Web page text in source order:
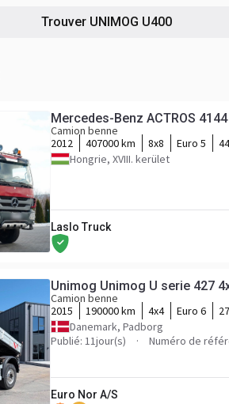
Trouver UNIMOG U400
Mercedes-Benz ACTROS 4144
Camion benne
2012
407000 km 8x8 Euro 5
Hongrie, XVIII. kerület
Laslo Truck
Unimog Unimog U serie 427
Camion benne
2015
190000 km 4x4 Euro 6
Danemark, Padborg
Publié: 11jour(s)
Numéro de
Euro Nor A/S